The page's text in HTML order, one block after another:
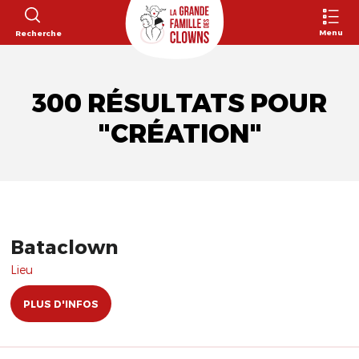
Recherche Menu
300 RÉSULTATS POUR
"CRÉATION"
Bataclown
Lieu
PLUS D'INFOS